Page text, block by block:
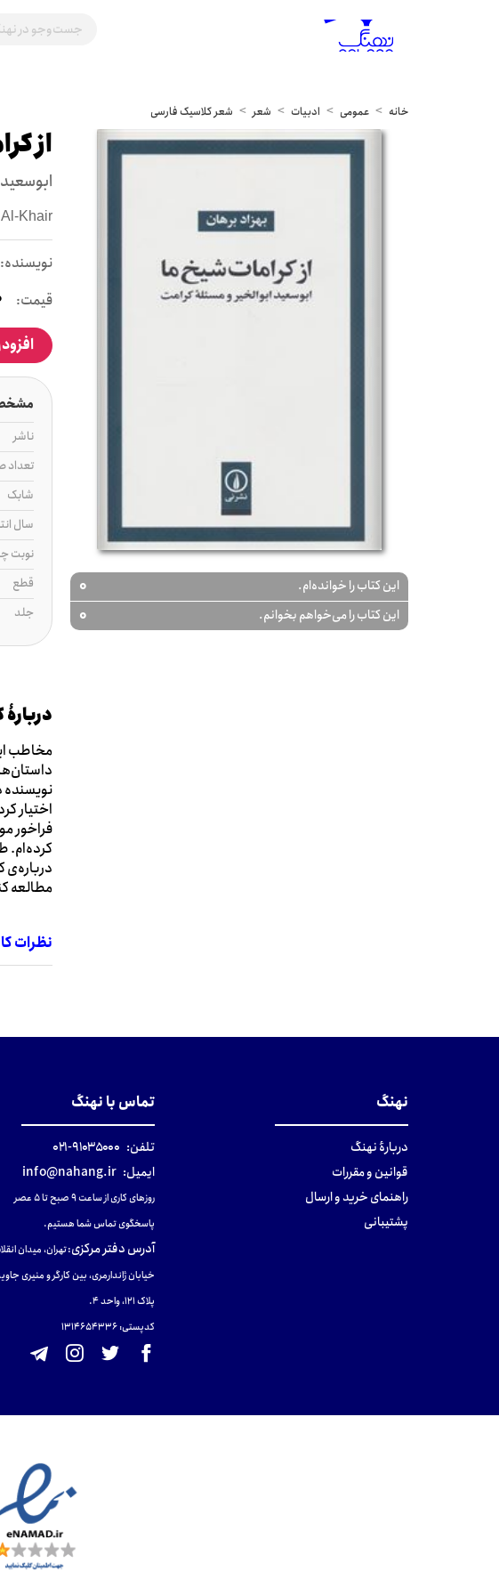
خانه عمومی ادبیات شعر شعر کلاسیک فارسی
این کتاب را خوانده‌ام. 0
این کتاب را می‌خواهم بخوانم. 0
از
Khair
نويسنده:
قیمت:
ناشر
تعداد
شابک
سال
نوبت
قطع
جلد
مخاطب
اختیار
فراخور
کرده‌ام.
درباره‌ی
مطالعه
نظرات
نهنگ
دربارهٔ نهنگ
قوانین و مقررات
راهنمای خرید و ارسال
پشتیبانی
تماس با نهنگ
تلفن: ۹۱۰۳۵۰۰۰-۰۲۱
ایمیل: info@nahang.ir
روزهای کاری از ساعت ۹ صبح تا ۵ عصر
پاسخگوی تماس شما هستیم.
آدرس دفتر مرکزی:تهران، میدان
خیابان ژاندارمری، بین کارگر و منیری
پلاک 121، واحد ۴.
کدپستی: 131465433۶